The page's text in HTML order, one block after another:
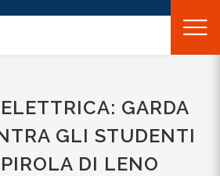
GARDA
GLI STUDENTI
DI LENO